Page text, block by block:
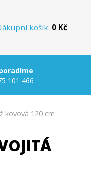
košík: 0 Kč
101 466
kovová 120 cm